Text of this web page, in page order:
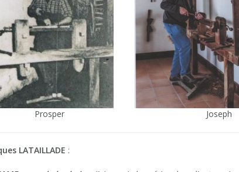
Prosper Joseph
LATAILLADE :